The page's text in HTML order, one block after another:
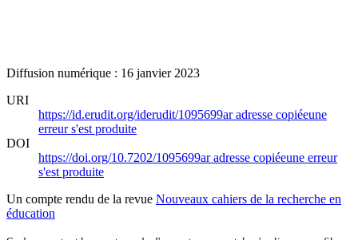
Diffusion numérique : 16 janvier 2023
URI
https://id.erudit.org/iderudit/1095699aradresse copiéeune
erreur s'est produite
DOI
https://doi.org/10.7202/1095699aradresse copiéeune erreur
s'est produite
Un compte rendu de la revue Nouveaux cahiers de la recherche en
éducation